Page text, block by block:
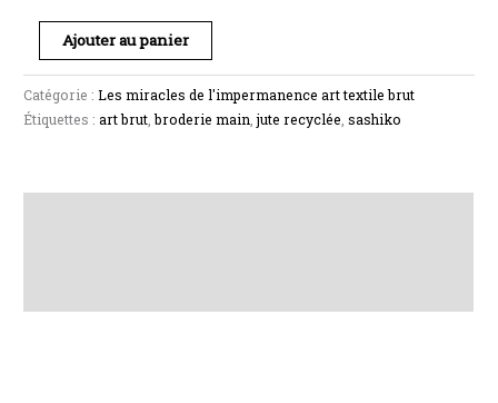
Ajouter au panier
Catégorie :Les miracles de l'impermanence art textile brut
Étiquettes :art brut,broderie main,jute recyclée,sashiko